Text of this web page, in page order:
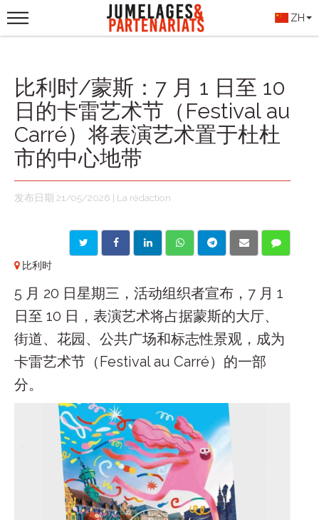
ZH
比利时/蒙斯：7 月 1 日至 10
日的卡雷艺术节（Festival au
Carré）将表演艺术置于杜杜
市的中心地带
发布日期 21/05/2026 | La rédaction
比利时
5 月 20 日星期三，活动组织者宣布，7 月 1
日至 10 日，表演艺术将占据蒙斯的大厅、
街道、花园、公共广场和标志性景观，成为
卡雷艺术节（Festival au Carré）的一部
分。